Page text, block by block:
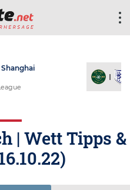
| Wett Tipps &